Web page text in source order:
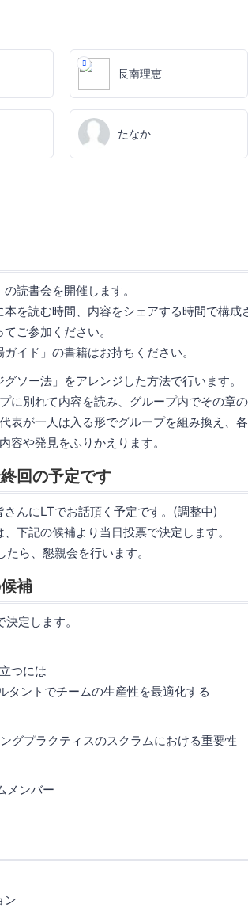
長南理恵
たなか
読書会を開催します。
を読む時間、内容をシェアする時間で構成
ご参加ください。
イド」の書籍はお持ちください。
ソー法」をアレンジした方法で行います。
に別れて内容を読み、グループ内でその章の
表が一人は入る形でグループを組み換え、
容や発見をふりかえります。
回の予定です
んにLTでお話頂く予定です。(調整中)
下記の候補より当日投票で決定します。
ら、懇親会を行います。
補
定します。
つには
タントでチームの生産性を最適化する
グプラクティスのスクラムにおける重要性
メンバー
ン